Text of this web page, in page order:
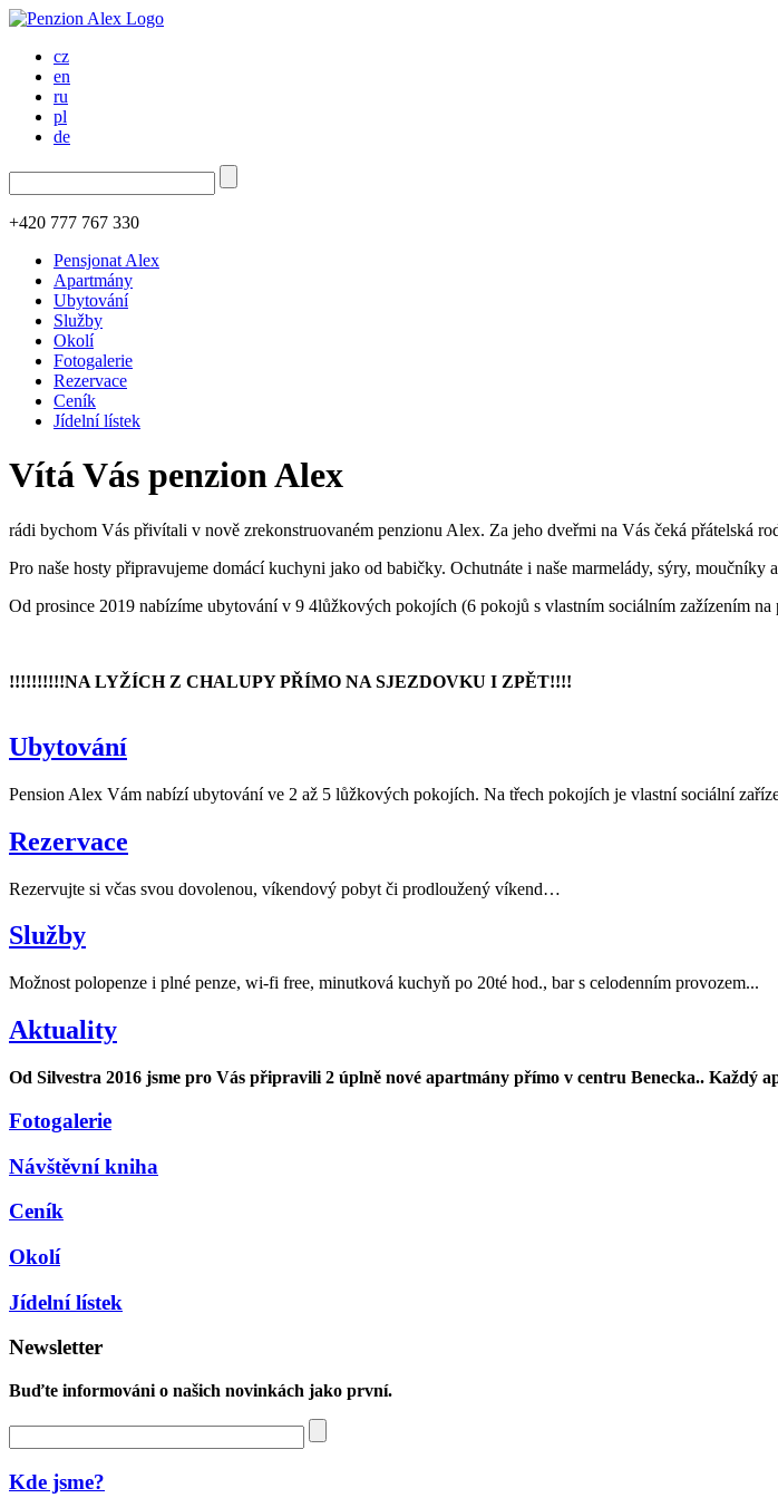
cz
en
ru
pl
de
+420 777 767 330
Pensjonat Alex
Apartmány
Ubytování
Služby
Okolí
Fotogalerie
Rezervace
Ceník
Jídelní lístek
Vítá Vás penzion Alex
rádi bychom Vás přivítali v nově zrekonstruovaném penzionu Alex. Za jeho dveřmi na Vás čeká přátelská
Pro naše hosty připravujeme domácí kuchyni jako od babičky. Ochutnáte i naše marmelády, sýry, moučníky
Od prosince 2019 nabízíme ubytování v 9 4lůžkových pokojích (6 pokojů s vlastním sociálním zažízením
!!!!!!!!!!NA LYŽÍCH Z CHALUPY PŘÍMO NA SJEZDOVKU I ZPĚT!!!!
Ubytování
Pension Alex Vám nabízí ubytování ve 2 až 5 lůžkových pokojích. Na třech pokojích je vlastní sociální
Rezervace
Rezervujte si včas svou dovolenou, víkendový pobyt či prodloužený víkend…
Služby
Možnost polopenze i plné penze, wi-fi free, minutková kuchyň po 20té hod., bar s celodenním provozem...
Aktuality
Od Silvestra 2016 jsme pro Vás připravili 2 úplně nové apartmány přímo v centru Benecka.. Každý
Fotogalerie
Návštěvní kniha
Ceník
Okolí
Jídelní lístek
Newsletter
Buďte informováni o našich novinkách jako první.
Kde jsme?